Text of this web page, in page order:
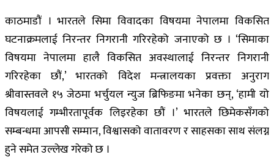
काठमाडौं । भारतले सिमा विवादका विषयमा नेपालमा विकसित
घटनाक्रमलाई निरन्तर निगरानी गरिरहेको जनाएको छ । ‘सिमाका
विषयमा नेपालमा हालै विकसित अवस्थालाई निरन्तर निगरानी
गरिरहेका छौं,’ भारतको विदेश मन्त्रालयका प्रवक्ता अनुराग
श्रीवास्तवले १५ जेठमा भर्चुयल न्युज ब्रिफिङमा भनेका छन्, ‘हामी यो
विषयलाई गम्भीरतापूर्वक लिइरहेका छौं ।’ भारतले छिमेकसँगको
सम्बन्धमा आपसी सम्मान, विश्वासको वातावरण र साहसका साथ संलग्न
हुने समेत उल्लेख गरेको छ ।